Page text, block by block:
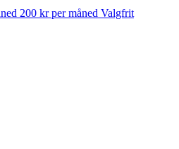
200 kr per måned Valgfrit